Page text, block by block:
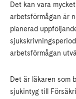
Det kan vara
arbetsförmågan är
planerad
arbetsförmågan
Det är läkaren som
sjukintyg till